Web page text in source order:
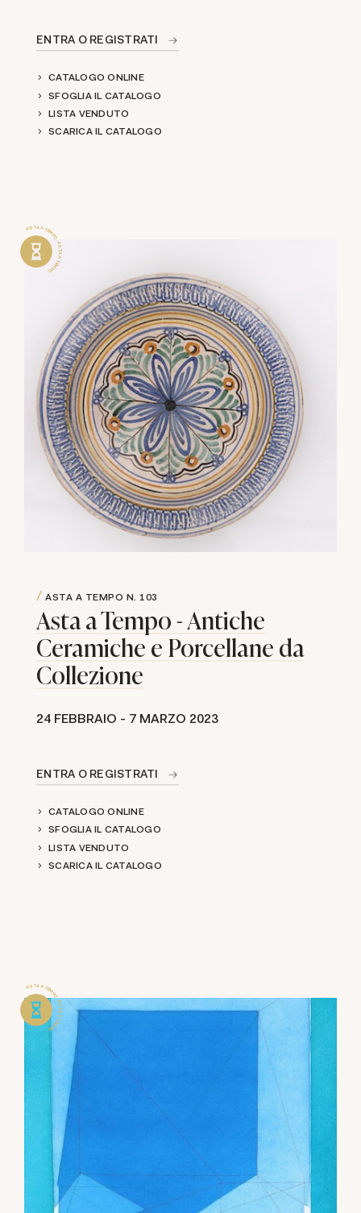
ENTRA O REGISTRATI
CATALOGO ONLINE
SFOGLIA IL CATALOGO
LISTA VENDUTO
SCARICA IL CATALOGO
ASTA A TEMPO . ASTA A TEMPO .
ASTA A TEMPO N. 103
Asta a Tempo - Antiche
Ceramiche e Porcellane da
Collezione
24 FEBBRAIO - 7 MARZO 2023
ENTRA O REGISTRATI
CATALOGO ONLINE
SFOGLIA IL CATALOGO
LISTA VENDUTO
SCARICA IL CATALOGO
ASTA A TEMPO . ASTA A TEMPO .